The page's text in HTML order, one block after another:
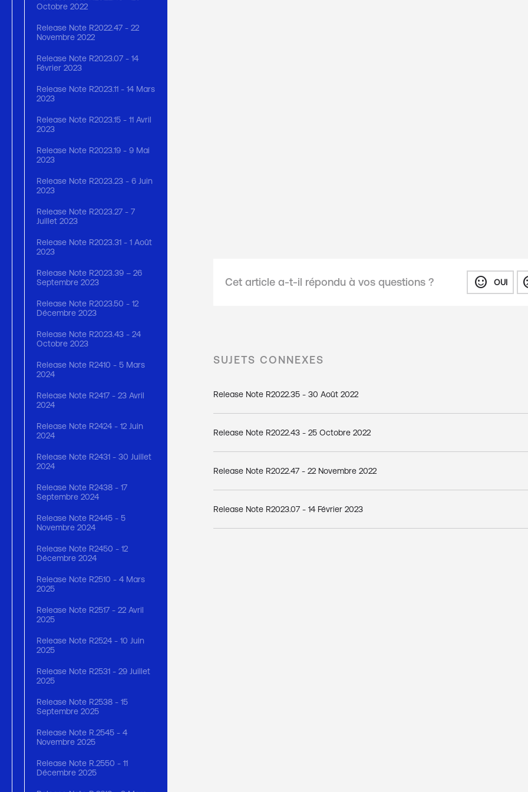
Octobre 2022
Release Note R2022.47 - 22
Novembre 2022
Release Note R2023.07 - 14
Février 2023
Release Note R2023.11 - 14 Mars
2023
Release Note R2023.15 - 11 Avril
2023
Release Note R2023.19 - 9 Mai
2023
Release Note R2023.23 - 6 Juin
2023
Release Note R2023.27 - 7
Juillet 2023
Release Note R2023.31 - 1 Août
2023
Release Note R2023.39 – 26
Septembre 2023
Release Note R2023.50 - 12
Décembre 2023
Release Note R2023.43 - 24
Octobre 2023
Release Note R2410 - 5 Mars
2024
Release Note R2417 - 23 Avril
2024
Release Note R2424 - 12 Juin
2024
Release Note R2431 - 30 Juillet
2024
Release Note R2438 - 17
Septembre 2024
Release Note R2445 - 5
Novembre 2024
Release Note R2450 - 12
Décembre 2024
Release Note R2510 - 4 Mars
2025
Release Note R2517 - 22 Avril
2025
Release Note R2524 - 10 Juin
2025
Release Note R2531 - 29 Juillet
2025
Release Note R2538 - 15
Septembre 2025
Release Note R.2545 - 4
Novembre 2025
Release Note R.2550 - 11
Décembre 2025
Cet article a-t-il répondu à vos questions ? sentiment_satisfied OUI
SUJETS CONNEXES
Release Note R2022.35 - 30 Août 2022
Release Note R2022.43 - 25 Octobre 2022
Release Note R2022.47 - 22 Novembre 2022
Release Note R2023.07 - 14 Février 2023